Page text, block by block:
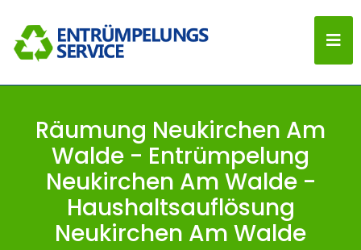
Räumung Neukirchen Am
Walde - Entrümpelung
Neukirchen Am Walde -
Haushaltsauflösung
Neukirchen Am Walde